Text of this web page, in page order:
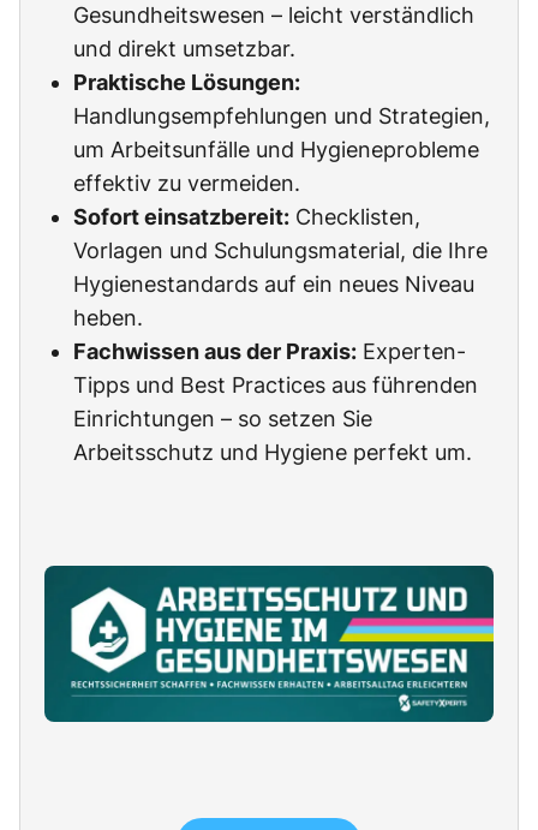
Gesundheitswesen – leicht verständlich
und direkt umsetzbar.
Praktische Lösungen:
Handlungsempfehlungen und Strategien,
um Arbeitsunfälle und Hygieneprobleme
effektiv zu vermeiden.
Sofort einsatzbereit: Checklisten,
Vorlagen und Schulungsmaterial, die Ihre
Hygienestandards auf ein neues Niveau
heben.
Fachwissen aus der Praxis: Experten-
Tipps und Best Practices aus führenden
Einrichtungen – so setzen Sie
Arbeitsschutz und Hygiene perfekt um.